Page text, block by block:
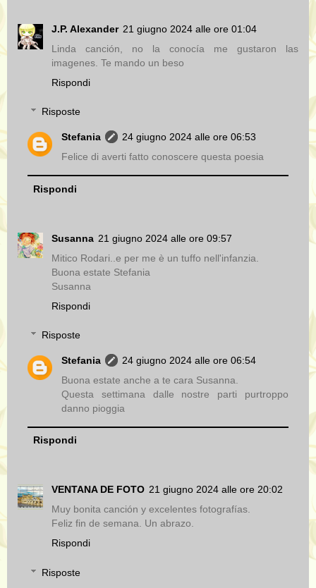
J.P. Alexander 21 giugno 2024 alle ore 01:04
Linda canción, no la conocía me gustaron las
imagenes. Te mando un beso
Rispondi
Risposte
Stefania
24 giugno 2024 alle ore 06:53
Felice di averti fatto conoscere questa poesia
Rispondi
Susanna 21 giugno 2024 alle ore 09:57
Mitico Rodari..e per me è un tuffo nell'infanzia.
Buona estate Stefania
Susanna
Rispondi
Risposte
Stefania
24 giugno 2024 alle ore 06:54
Buona estate anche a te cara Susanna.
Questa settimana dalle nostre parti purtroppo
danno pioggia
Rispondi
VENTANA DE FOTO 21 giugno 2024 alle ore 20:02
Muy bonita canción y excelentes fotografías.
Feliz fin de semana. Un abrazo.
Rispondi
Risposte